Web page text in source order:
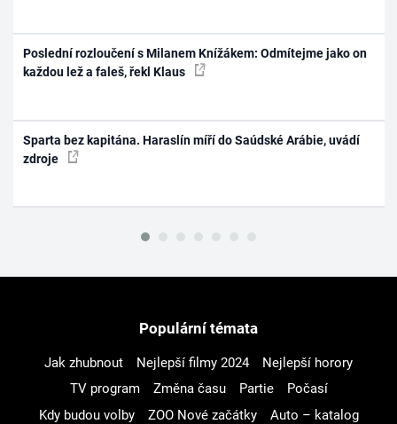
Poslední rozloučení s Milanem Knížákem: Odmítejme jako on
každou lež a faleš, řekl Klaus
Sparta bez kapitána. Haraslín míří do Saúdské Arábie, uvádí
zdroje
Populární témata
Jak zhubnout Nejlepší filmy 2024
Nejlepší horory
TV program
Změna času Partie
Počasí
Kdy budou volby
ZOO Nové začátky
Auto – katalog